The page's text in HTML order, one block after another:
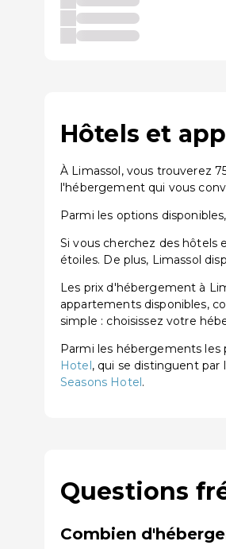
Hôtels et
À Limassol, vous trouverez
l'hébergement qui vous
Parmi les options
Si vous cherchez des hôtels
étoiles. De plus, Limassol
Les prix d'hébergement à
appartements disponibles,
simple : choisissez votre
Parmi les hébergements les
Hotel, qui se distinguent par
Seasons Hotel.
Questions
Combien